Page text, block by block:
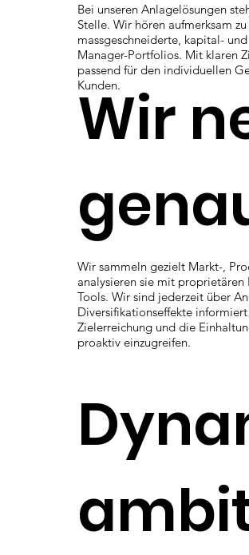
Bei unseren Anlagelösungen
Stelle. Wir hören aufmerksam
massgeschneiderte, kapital-
Manager-Portfolios. Mit klaren
passend für den individuellen
Kunden.
Wir
Wir sammeln gezielt Markt-,
analysieren sie mit
Tools. Wir sind jederzeit über
Diversifikationseffekte
Zielerreichung und die
proaktiv einzugreifen.